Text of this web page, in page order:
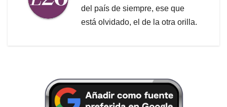
del país de siempre, ese que
está olvidado, el de la otra orilla.